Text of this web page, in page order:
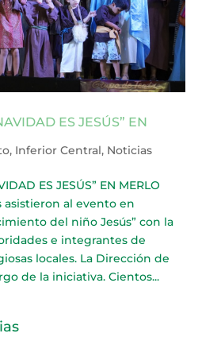
ES JESÚS” EN
, Inferior Central, Noticias
ES JESÚS” EN MERLO
asistieron al evento en
del niño Jesús” con la
e integrantes de
locales. La Dirección de
de la iniciativa. Cientos...